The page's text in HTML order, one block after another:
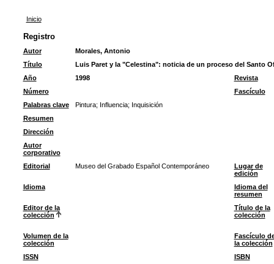
Inicio
Registro
Autor
Morales, Antonio
Título
Luis Paret y la "Celestina": noticia de un proceso del Santo
Año
1998
Revista
Número
Fascículo
Palabras clave
Pintura; Influencia; Inquisición
Resumen
Dirección
Autor
corporativo
Editorial
Museo del Grabado Español Contemporáneo
Lugar de
edición
Idioma
Idioma del
resumen
Editor de la
colección
Título de la
colección
Volumen de la
colección
Fascículo
la colección
ISSN
ISBN